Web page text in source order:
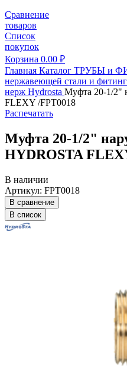
Сравнение
товаров
Список
покупок
Корзина 0.00 ₽
Главная Каталог ТРУБЫ и
нержавеющей стали и
нерж Hydrosta Муфта 20-1/2"
FLEXY /FPT0018
Распечатать
Муфта 20-1/2"
HYDROSTA
В наличии
Артикул: FPT0018
В сравнение
В список